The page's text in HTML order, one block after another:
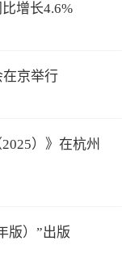
增长4.6%
在京举行
）》在杭州
版）”出版